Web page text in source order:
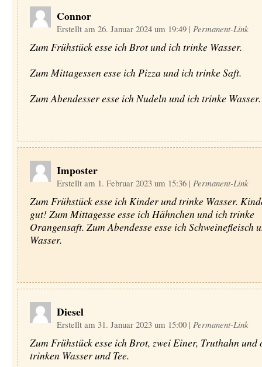
Connor
Erstellt am 26. Januar 2024 um 19:49 | Permanent-Link
Zum Frühstück esse ich Brot und ich trinke Wasser.
Zum Mittagessen esse ich Pizza und ich trinke Saft.
Zum Abendesser esse ich Nudeln und ich trinke Wasser.
Imposter
Erstellt am 1. Februar 2023 um 15:36 | Permanent-Link
Zum Frühstück esse ich Kinder und trinke Wasser.
gut! Zum Mittagesse esse ich Hähnchen und ich trinke
Orangensaft. Zum Abendesse esse ich Schweinefleisch
Wasser.
Diesel
Erstellt am 31. Januar 2023 um 15:00 | Permanent-Link
Zum Frühstück esse ich Brot, zwei Einer, Truthahn und
trinken Wasser und Tee.